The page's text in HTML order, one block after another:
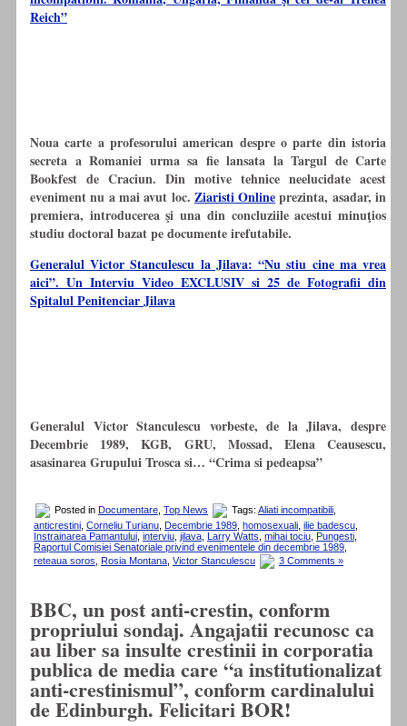
Reich”
Noua carte a profesorului american despre o parte din istoria
secreta a Romaniei urma sa fie lansata la Targul de Carte
Bookfest de Craciun. Din motive tehnice neelucidate acest
eveniment nu a mai avut loc. Ziaristi Onlineprezinta, asadar, in
premiera, introducerea şi una din concluziile acestui minuţios
studiu doctoral bazat pe documente irefutabile.
Generalul Victor Stanculescu la Jilava: “Nu stiu cine ma vrea
aici”. Un Interviu Video EXCLUSIV si 25 de Fotografii din
Spitalul Penitenciar Jilava
Generalul Victor Stanculescu vorbeste, de la Jilava, despre
Decembrie 1989, KGB, GRU, Mossad, Elena Ceausescu,
asasinarea Grupului Trosca si… “Crima si pedeapsa”
Posted in Documentare Top News Tags: Aliati incompatibili
anticrestini Corneliu Turianu Decembrie 1989 homosexuali ilie badescu
Instrainarea Pamantului interviu jilava Larry Watts mihai tociu Pungesti
Raportul Comisiei Senatoriale privind evenimentele din decembrie 1989
reteaua soros Rosia Montana Victor Stanculescu 3 Comments »
BBC, un post anti-crestin, conform
propriului sondaj. Angajatii recunosc ca
au liber sa insulte crestinii in corporatia
publica de media care “a institutionalizat
anti-crestinismul”, conform cardinalului
de Edinburgh. Felicitari BOR!